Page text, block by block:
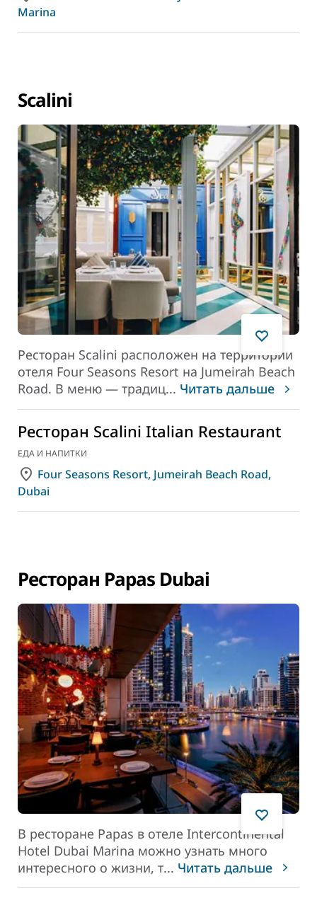
Marina
Scalini
Ресторан Scalini расположен на территории
отеля Four Seasons Resort на Jumeirah Beach
Road. В меню — традиц... Читать дальше
Ресторан Scalini Italian Restaurant
ЕДА И НАПИТКИ
Four Seasons Resort, Jumeirah Beach Road,
Dubai
Ресторан Papas Dubai
В ресторане Papas в отеле Intercontinental
Hotel Dubai Marina можно узнать много
интересного о жизни, т... Читать дальше